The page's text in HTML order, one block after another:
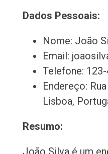
Dados Pessoais:
Nome: João
Email:
Telefone:
Endereço:
Lisboa,
Resumo:
João Silva é um